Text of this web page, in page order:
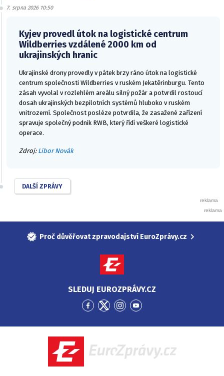
7. srpna 2026 10:50
Kyjev provedl útok na logistické centrum
Wildberries vzdálené 2000 km od
ukrajinských hranic
Ukrajinské drony provedly v pátek brzy ráno útok na logistické
centrum společnosti Wildberries v ruském Jekatěrinburgu. Tento
zásah vyvolal v rozlehlém areálu silný požár a potvrdil rostoucí
dosah ukrajinských bezpilotních systémů hluboko v ruském
vnitrozemí. Společnost posléze potvrdila, že zasažené zařízení
spravuje společný podnik RWB, který řídí veškeré logistické
operace.
Zdroj: Libor Novák
DALŠÍ ZPRÁVY
Proč důvěřovat zpravodajství EuroZprávy.cz
SLEDUJ EUROZPRÁVY.CZ
Přejít
Facebook
Přejít
Twitter
Přejít
Instagram
Přejít
YouTube
EuroZprávy.cz